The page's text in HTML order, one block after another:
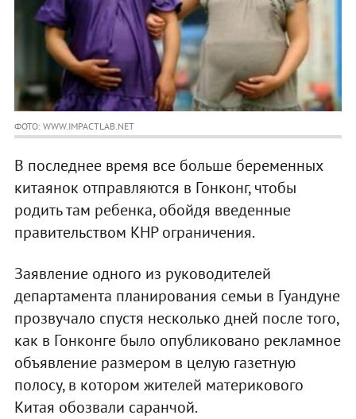
ФОТО: WWW.IMPACTLAB.NET
В последнее время все больше беременных
китаянок отправляются в Гонконг, чтобы
родить там ребенка, обойдя введенные
правительством КНР ограничения.
Заявление одного из руководителей
департамента планирования семьи в Гуандуне
прозвучало спустя несколько дней после того,
как в Гонконге было опубликовано рекламное
объявление размером в целую газетную
полосу, в котором жителей материкового
Китая обозвали саранчой.